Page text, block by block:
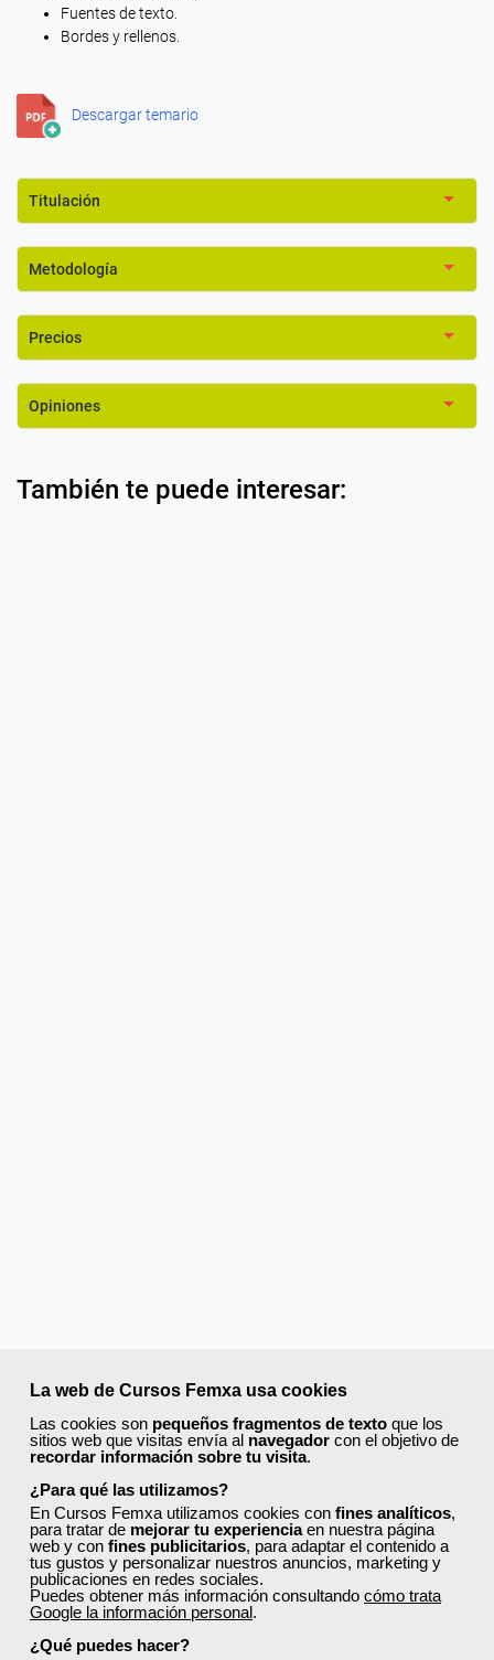
La web de Cursos Femxa usa cookies
Las cookies son pequeños fragmentos de texto que los
sitios web que visitas envía al navegador con el objetivo de
recordar información sobre tu visita.
¿Para qué las utilizamos?
En Cursos Femxa utilizamos cookies con fines analíticos,
para tratar de mejorar tu experienciaen nuestra página
web y con fines publicitarios, para adaptar el contenido a
tus gustos y personalizar nuestros anuncios, marketing y
publicaciones en redes sociales.
Puedes obtener más información consultando cómo trata
Google la información personal.
¿Qué puedes hacer?
Fuentes de texto.
Bordes y rellenos.
Descargar temario
Titulación
Metodología
Precios
Opiniones
También te puede interesar: